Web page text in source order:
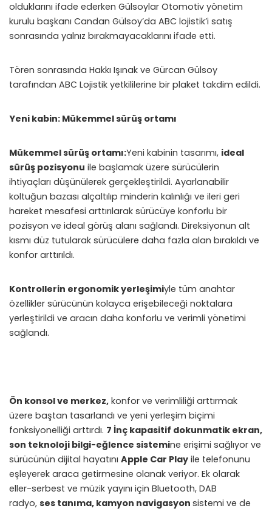
olduklarını ifade ederken Gülsoylar Otomotiv yönetim
kurulu başkanı Candan Gülsoy’da ABC lojistik’i satış
sonrasında yalnız bırakmayacaklarını ifade etti.
Tören sonrasında Hakkı Işınak ve Gürcan Gülsoy
tarafından ABC Lojistik yetkililerine bir plaket takdim edildi.
Yeni kabin: Mükemmel sürüş ortamı
Mükemmel sürüş ortamı:Yeni kabinin tasarımı, ideal
sürüş pozisyonu ile başlamak üzere sürücülerin
ihtiyaçları düşünülerek gerçekleştirildi. Ayarlanabilir
koltuğun bazası alçaltılıp minderin kalınlığı ve ileri geri
hareket mesafesi arttırılarak sürücüye konforlu bir
pozisyon ve ideal görüş alanı sağlandı. Direksiyonun alt
kısmı düz tutularak sürücülere daha fazla alan bırakıldı ve
konfor arttırıldı.
Kontrollerin ergonomik yerleşimiyle tüm anahtar
özellikler sürücünün kolayca erişebileceği noktalara
yerleştirildi ve aracın daha konforlu ve verimli yönetimi
sağlandı.
Ön konsol ve merkez, konfor ve verimliliği arttırmak
üzere baştan tasarlandı ve yeni yerleşim biçimi
fonksiyonelliği arttırdı. 7 İnç kapasitif dokunmatik ekran,
son teknoloji bilgi-eğlence sistemine erişimi sağlıyor ve
sürücünün dijital hayatını Apple Car Play ile telefonunu
eşleyerek araca getirmesine olanak veriyor. Ek olarak
eller-serbest ve müzik yayını için Bluetooth, DAB
radyo, ses tanıma, kamyon navigasyon sistemi ve de